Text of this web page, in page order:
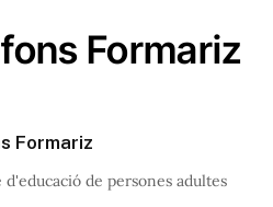
Formariz
Formariz
d'educació de persones adultes